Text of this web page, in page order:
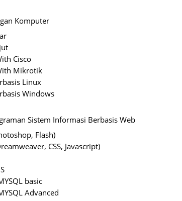
Komputer
Cisco
Mikrotik
Linux
Windows
Sistem Informasi Berbasis Web
Flash)
CSS, Javascript)
basic
Advanced